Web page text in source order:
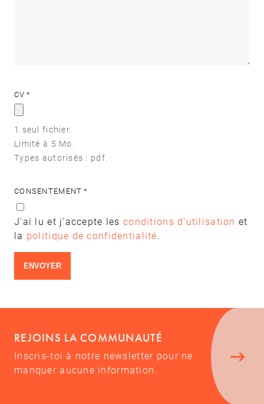
CV
1 seul fichier.
Limité à 5 Mo.
Types autorisés : pdf.
CONSENTEMENT
J'ai lu et j'accepte les conditions d'utilisation et
la politique de confidentialité.
REJOINS LA COMMUNAUTÉ
Inscris-toi à notre newsletter pour ne
manquer aucune information.